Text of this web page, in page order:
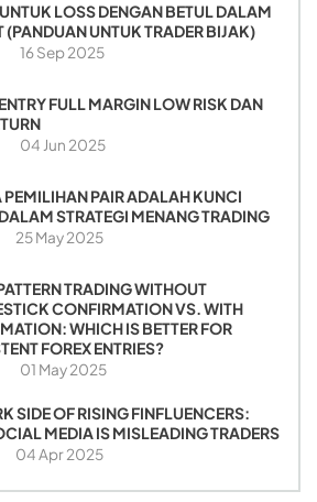
LOSS DENGAN BETUL DALAM
(PANDUAN UNTUK TRADER BIJAK)
16 Sep 2025
FULL MARGIN LOW RISK DAN
04 Jun 2025
PEMILIHAN PAIR ADALAH KUNCI
STRATEGI MENANG TRADING
25 May 2025
TRADING WITHOUT
CONFIRMATION VS. WITH
WHICH IS BETTER FOR
FOREX ENTRIES?
01 May 2025
SIDE OF RISING FINFLUENCERS:
MEDIA IS MISLEADING TRADERS
04 Apr 2025